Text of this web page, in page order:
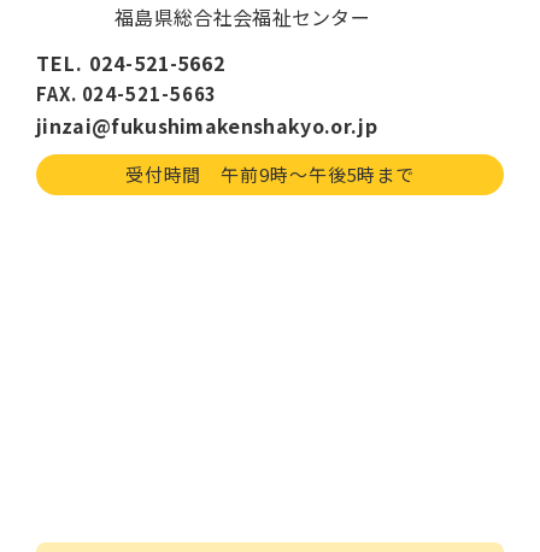
福島県総合社会福祉センター
TEL. 024-521-5662
FAX. 024-521-5663
jinzai@fukushimakenshakyo.or.jp
受付時間 午前9時〜午後5時まで